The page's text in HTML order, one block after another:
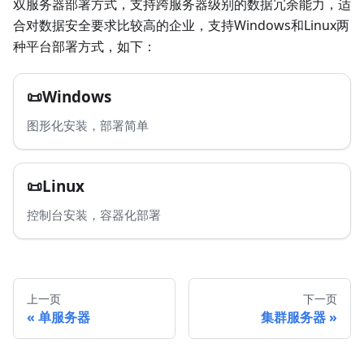
双服务器部署方式，支持跨服务器级别的数据冗余能力，适
合对数据安全要求比较高的企业，支持Windows和Linux两
种平台部署方式，如下：
📜Windows
图形化安装，部署简单
📜Linux
控制台安装，容器化部署
上一页
单服务器
下一页
集群服务器